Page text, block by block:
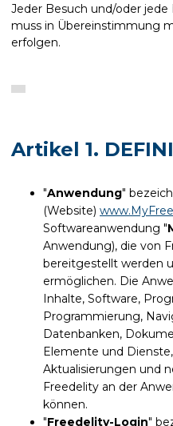
Jeder Besuch und/oder
muss in Übereinstimmung
erfolgen.
Artikel 1.
"Anwendung"
(Website)
Softwareanwendung "
Anwendung), die von
bereitgestellt werden
ermöglichen. Die
Inhalte, Software,
Programmierung,
Datenbanken,
Elemente und
Aktualisierungen und
Freedelity an der
können.
"Freedelity-Login"